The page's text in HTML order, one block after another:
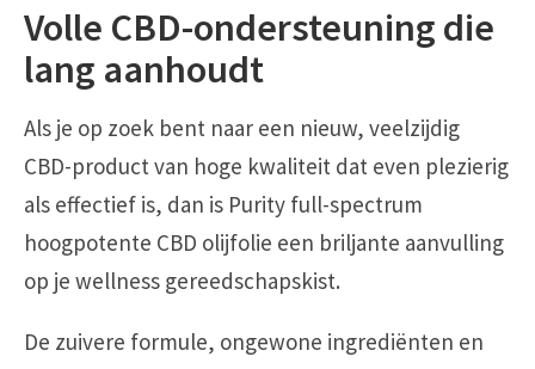
Volle CBD-ondersteuning die
lang aanhoudt
Als je op zoek bent naar een nieuw, veelzijdig
CBD-product van hoge kwaliteit dat even plezierig
als effectief is, dan is Purity full-spectrum
hoogpotente CBD olijfolie een briljante aanvulling
op je wellness gereedschapskist.
De zuivere formule, ongewone ingrediënten en